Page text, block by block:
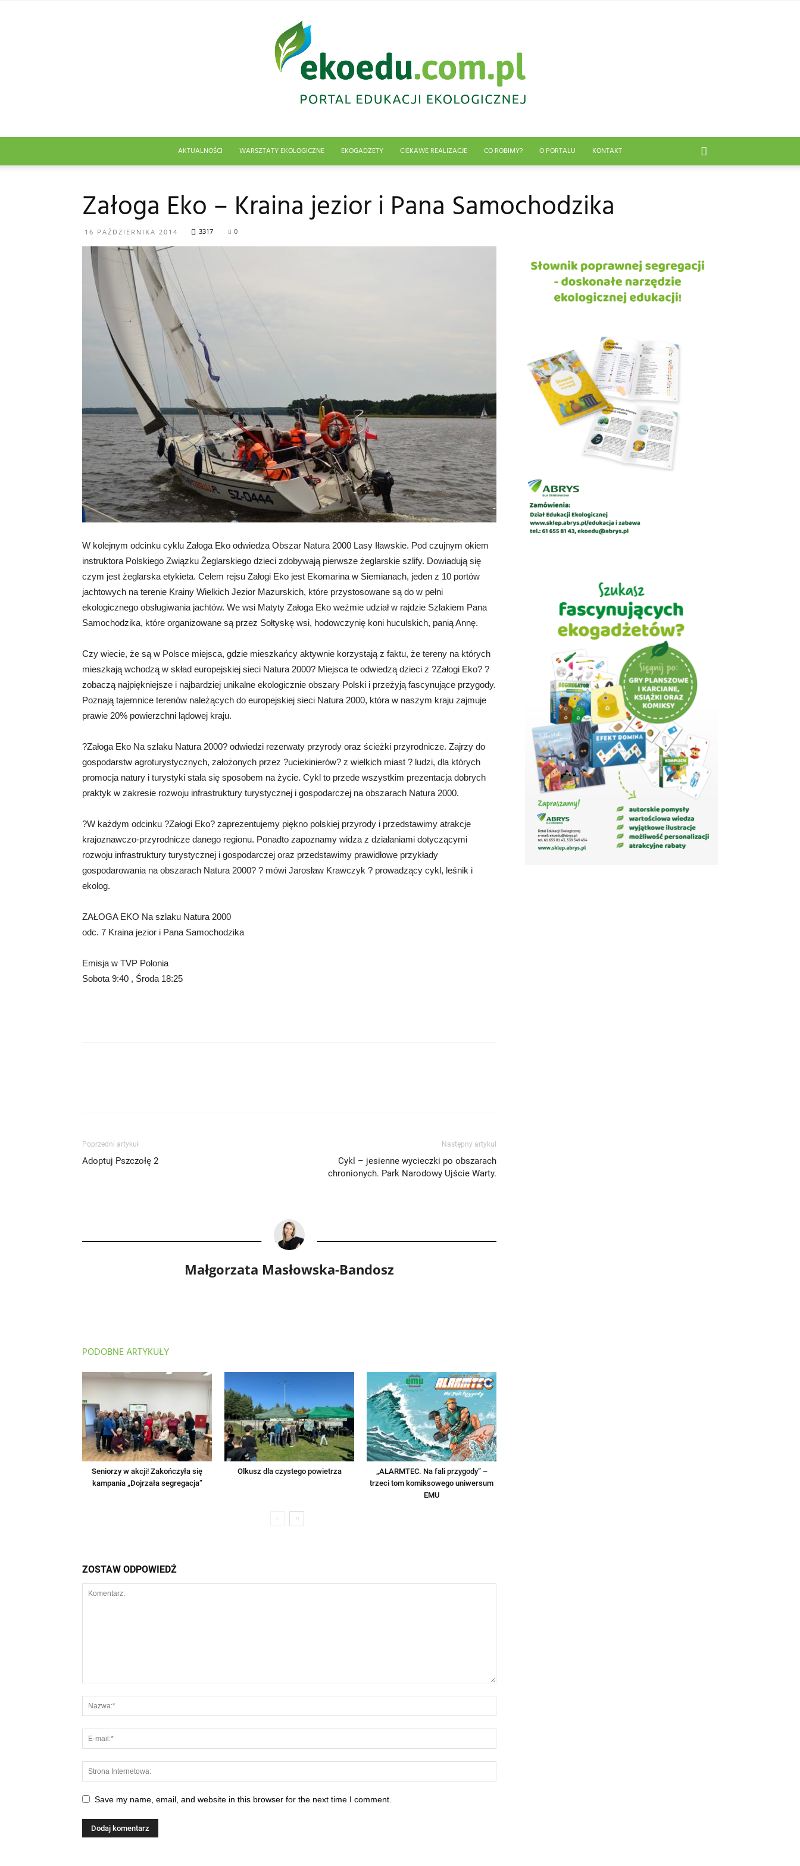
AKTUALNOŚCI WARSZTATY EKOLOGICZNE EKOGADŻETY CIEKAWE REALIZACJE CO ROBIMY? O PORTALU KONTAKT
Załoga Eko – Kraina jezior i Pana Samochodzika
16 PAŹDZIERNIKA 2014 3317 0
W kolejnym odcinku cyklu Załoga Eko odwiedza Obszar Natura 2000 Lasy Iławskie. Pod czujnym okiem
instruktora Polskiego Związku Żeglarskiego dzieci zdobywają pierwsze żeglarskie szlify. Dowiadują się
czym jest żeglarska etykieta. Celem rejsu Załogi Eko jest Ekomarina w Siemianach, jeden z 10 portów
jachtowych na terenie Krainy Wielkich Jezior Mazurskich, które przystosowane są do w pełni
ekologicznego obsługiwania jachtów. We wsi Matyty Załoga Eko weźmie udział w rajdzie Szlakiem Pana
Samochodzika, które organizowane są przez Sołtyskę wsi, hodowczynię koni huculskich, panią Annę.
Czy wiecie, że są w Polsce miejsca, gdzie mieszkańcy aktywnie korzystają z faktu, że tereny na których
mieszkają wchodzą w skład europejskiej sieci Natura 2000? Miejsca te odwiedzą dzieci z ?Załogi Eko? ?
zobaczą najpiękniejsze i najbardziej unikalne ekologicznie obszary Polski i przeżyją fascynujące przygody.
Poznają tajemnice terenów należących do europejskiej sieci Natura 2000, która w naszym kraju zajmuje
prawie 20% powierzchni lądowej kraju.
?Załoga Eko Na szlaku Natura 2000? odwiedzi rezerwaty przyrody oraz ścieżki przyrodnicze. Zajrzy do
gospodarstw agroturystycznych, założonych przez ?uciekinierów? z wielkich miast ? ludzi, dla których
promocja natury i turystyki stała się sposobem na życie. Cykl to przede wszystkim prezentacja dobrych
praktyk w zakresie rozwoju infrastruktury turystycznej i gospodarczej na obszarach Natura 2000.
?W każdym odcinku ?Załogi Eko? zaprezentujemy piękno polskiej przyrody i przedstawimy atrakcje
krajoznawczo-przyrodnicze danego regionu. Ponadto zapoznamy widza z działaniami dotyczącymi
rozwoju infrastruktury turystycznej i gospodarczej oraz przedstawimy prawidłowe przykłady
gospodarowania na obszarach Natura 2000? ? mówi Jarosław Krawczyk ? prowadzący cykl, leśnik i
ekolog.
ZAŁOGA EKO Na szlaku Natura 2000
odc. 7 Kraina jezior i Pana Samochodzika
Emisja w TVP Polonia
Sobota 9:40 , Środa 18:25
Poprzedni artykuł
Adoptuj Pszczołę 2
Następny artykuł
Cykl – jesienne wycieczki po obszarach
chronionych. Park Narodowy Ujście Warty.
Małgorzata Masłowska-Bandosz
PODOBNE ARTYKUŁY
Seniorzy w akcji! Zakończyła się
kampania „Dojrzała segregacja”
Olkusz dla czystego powietrza
„ALARMTEC. Na fali przygody” –
trzeci tom komiksowego uniwersum
EMU
ZOSTAW ODPOWIEDŹ
Save my name, email, and website in this browser for the next time I comment.